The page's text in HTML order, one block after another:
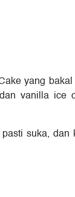
yang
vanilla ice
suka, dan